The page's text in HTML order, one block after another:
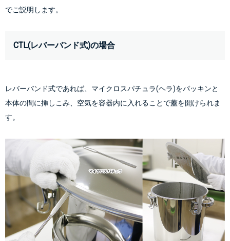
でご説明します。
CTL(レバーバンド式)の場合
レバーバンド式であれば、 マイクロスパチュラ(ヘラ)をパッキンと
本体の間に挿しこみ 、空気を容器内に入れることで蓋を開けられま
す。